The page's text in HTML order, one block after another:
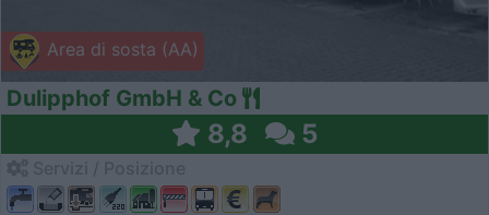
Area di sosta (AA)
Dulipphof GmbH & Co
8,8 5